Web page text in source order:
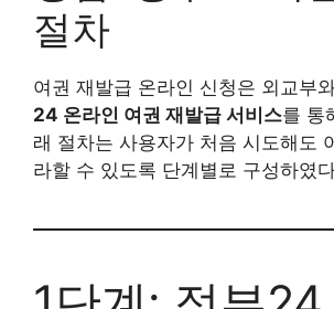
절차
여권 재발급 온라인 신청은 외교부
24 온라인 여권 재발급 서비스를 통
래 절차는 사용자가 처음 시도해도
라할 수 있도록 단계별로 구성하였